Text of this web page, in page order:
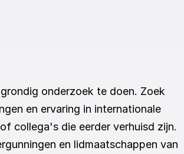
onderzoek te doen. Zoek
en ervaring in internationale
collega's die eerder verhuisd zijn.
en lidmaatschappen van